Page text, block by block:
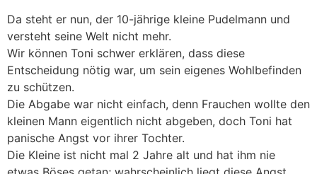
Da steht er nun, der 10-jährige kleine Pudelmann und
versteht seine Welt nicht mehr.
Wir können Toni schwer erklären, dass diese
Entscheidung nötig war, um sein eigenes Wohlbefinden
zu schützen.
Die Abgabe war nicht einfach, denn Frauchen wollte den
kleinen Mann eigentlich nicht abgeben, doch Toni hat
panische Angst vor ihrer Tochter.
Die Kleine ist nicht mal 2 Jahre alt und hat ihm nie